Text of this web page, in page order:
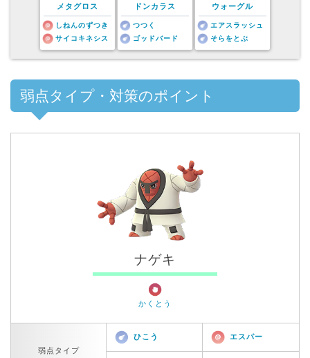
メタグロス
しねんのずつき
サイコキネシス
ドンカラス
つつく
ゴッドバード
ウォーグル
エアスラッシュ
そらをとぶ
弱点タイプ・対策のポイント
ナゲキ
かくとう
弱点タイプ
ひこう エスパー